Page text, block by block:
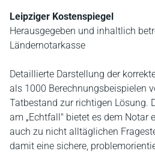
Leipziger Kostenspiegel
Herausgegeben und inhaltlich
Ländernotarkasse
Detaillierte Darstellung der
als 1000 Berechnungsbeispielen
Tatbestand zur richtigen Lösung.
am „Echtfall" bietet es dem Notar
auch zu nicht alltäglichen
damit eine sichere,